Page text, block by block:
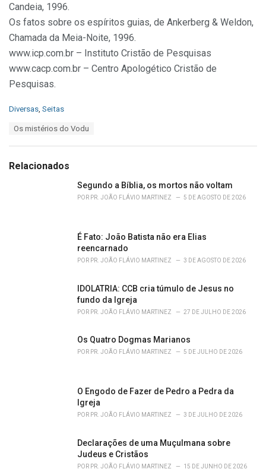
Candeia, 1996.
Os fatos sobre os espíritos guias, de Ankerberg & Weldon,
Chamada da Meia-Noite, 1996.
www.icp.com.br – Instituto Cristão de Pesquisas
www.cacp.com.br – Centro Apologético Cristão de
Pesquisas.
C
o
r
Diversas Seitas
:
Os mistérios do Vodu
Relacionados
Segundo a Bíblia, os mortos não voltam
POR PR. JOÃO FLÁVIO MARTINEZ 5 DE AGOSTO DE 2026
É Fato: João Batista não era Elias
reencarnado
POR PR. JOÃO FLÁVIO MARTINEZ 3 DE AGOSTO DE 2026
IDOLATRIA: CCB cria túmulo de Jesus no
fundo da Igreja
POR PR. JOÃO FLÁVIO MARTINEZ 27 DE JULHO DE 2026
Os Quatro Dogmas Marianos
POR PR. JOÃO FLÁVIO MARTINEZ 5 DE JULHO DE 2026
O Engodo de Fazer de Pedro a Pedra da
Igreja
POR PR. JOÃO FLÁVIO MARTINEZ 3 DE JULHO DE 2026
Declarações de uma Muçulmana sobre
Judeus e Cristãos
POR PR. JOÃO FLÁVIO MARTINEZ 15 DE JUNHO DE 2026